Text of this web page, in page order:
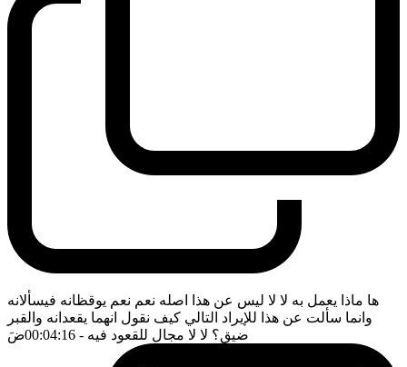
ها ماذا يعمل به لا لا ليس عن هذا اصله نعم نعم يوقظانه فيسألانه
وانما سألت عن هذا للإيراد التالي كيف نقول انهما يقعدانه والقبر
ضيق؟ لا لا مجال للقعود فيه - 00:04:16 ضَ